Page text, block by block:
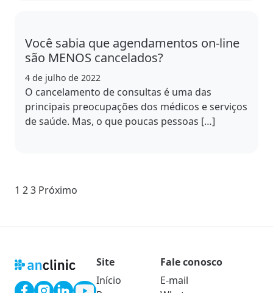
Você sabia que agendamentos on-line
são MENOS cancelados?
4 de julho de 2022
O cancelamento de consultas é uma das
principais preocupações dos médicos e serviços
de saúde. Mas, o que poucas pessoas […]
Paginação
posts
1 23 Próximo
Site
Início
Fale conosco
E-mail